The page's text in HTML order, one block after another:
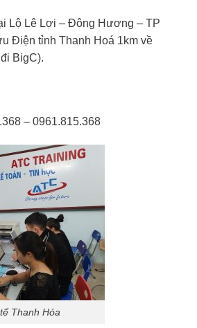
Lộ Lê Lợi – Đông Hương – TP
Điện tỉnh Thanh Hoá 1km về
BigC).
– 0961.815.368
Thanh Hóa